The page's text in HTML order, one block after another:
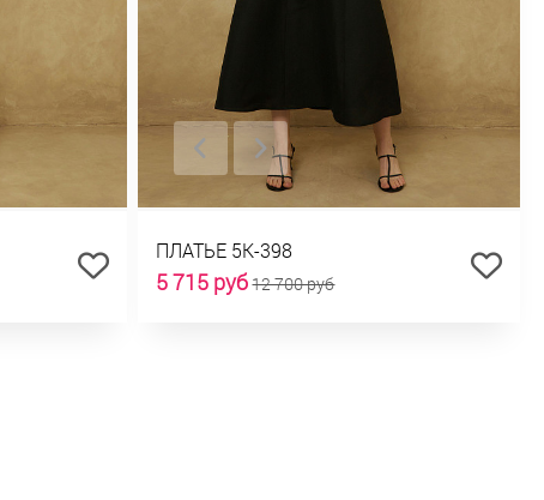
ПЛАТЬЕ 5К-398
5 715 руб12 700 руб